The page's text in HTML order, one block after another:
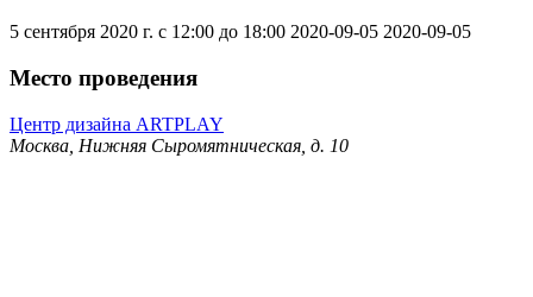
5 сентября 2020 г. с 12:00 до 18:00 2020-09-05 2020-09-05
Место проведения
Центр дизайна ARTPLAY
Москва, Нижняя Сыромятническая, д. 10